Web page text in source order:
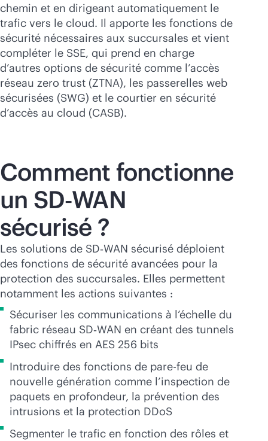
chemin et en dirigeant automatiquement le
trafic vers le cloud. Il apporte les fonctions de
sécurité nécessaires aux succursales et vient
compléter le SSE, qui prend en charge
d’autres options de sécurité comme l’accès
réseau zero trust (ZTNA), les passerelles web
sécurisées (SWG) et le courtier en sécurité
d’accès au cloud (CASB).
Comment fonctionne
un SD‑WAN
sécurisé ?
Les solutions de SD‑WAN sécurisé déploient
des fonctions de sécurité avancées pour la
protection des succursales. Elles permettent
notamment les actions suivantes :
Sécuriser les communications à l’échelle du
fabric réseau SD‑WAN en créant des tunnels
IPsec chiffrés en AES 256 bits
Introduire des fonctions de pare-feu de
nouvelle génération comme l’inspection de
paquets en profondeur, la prévention des
intrusions et la protection DDoS
Segmenter le trafic en fonction des rôles et